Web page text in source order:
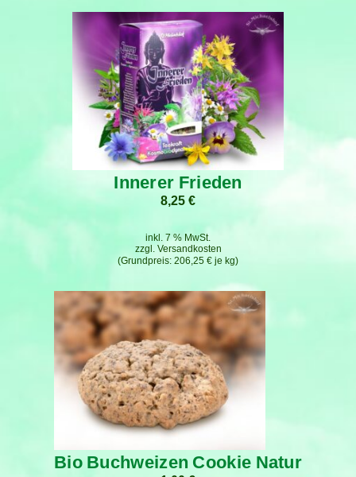
Innerer Frieden
8,25 €
206,25 € je kg
inkl. 7 % MwSt.
zzgl. Versandkosten
Bio Buchweizen Cookie Natur